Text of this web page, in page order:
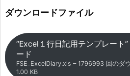
ダウンロードファイル
“Excel１行日記用テンプレート”
ード
FSE_ExcelDiary.xls – 1796993 回のダ
1.00 KB